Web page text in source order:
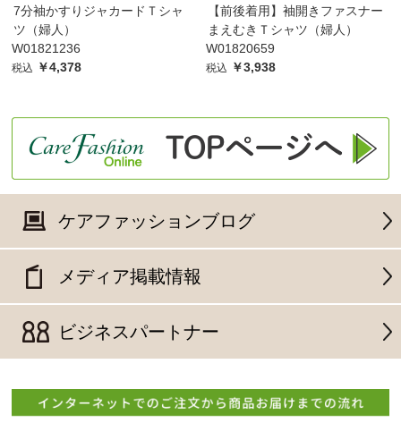
7分袖かすりジャカードＴシャ
ツ（婦人）
W01821236
税込 ￥4,378
【前後着用】袖開きファスナー
まえむきＴシャツ（婦人）
W01820659
税込 ￥3,938
ケアファッションブログ
メディア掲載情報
ビジネスパートナー